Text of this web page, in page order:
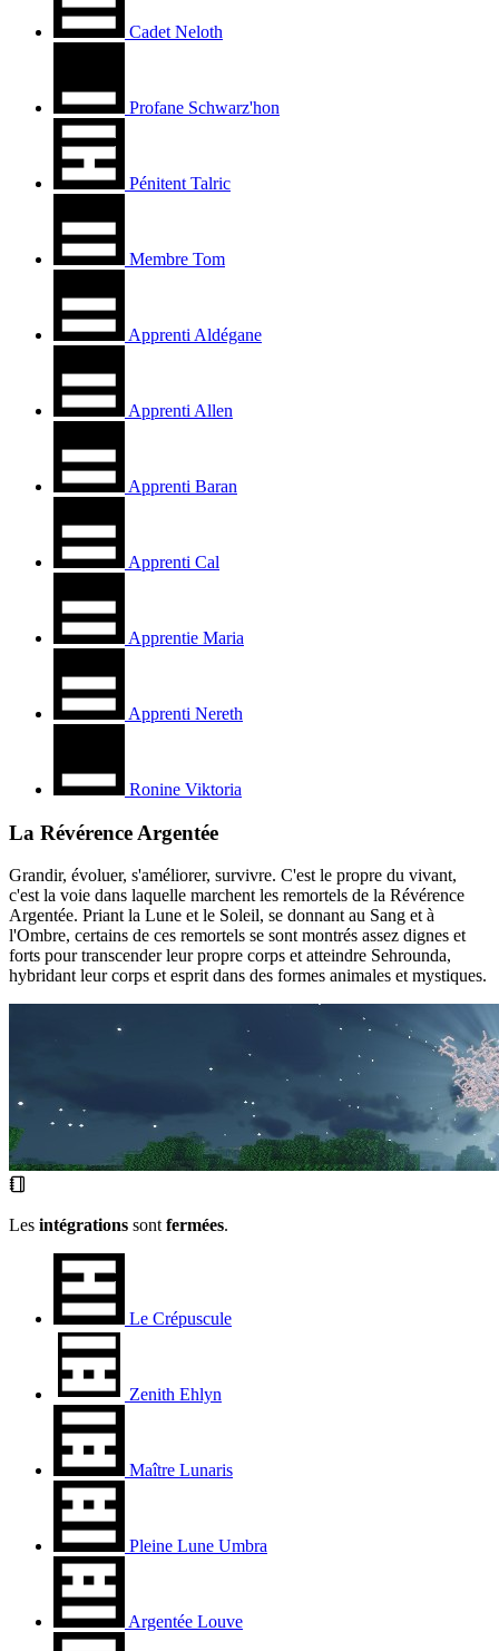
Cadet Neloth
Profane Schwarz'hon
Pénitent Talric
Membre Tom
Apprenti Aldégane
Apprenti Allen
Apprenti Baran
Apprenti Cal
Apprentie Maria
Apprenti Nereth
Ronine Viktoria
La Révérence Argentée
Grandir, évoluer, s'améliorer, survivre. C'est le propre du vivant,
c'est la voie dans laquelle marchent les remortels de la Révérence
Argentée. Priant la Lune et le Soleil, se donnant au Sang et à
l'Ombre, certains de ces remortels se sont montrés assez dignes et
forts pour transcender leur propre corps et atteindre Sehrounda,
hybridant leur corps et esprit dans des formes animales et mystiques.
Les intégrations sont fermées.
Le Crépuscule
Zenith Ehlyn
Maître Lunaris
Pleine Lune Umbra
Argentée Louve